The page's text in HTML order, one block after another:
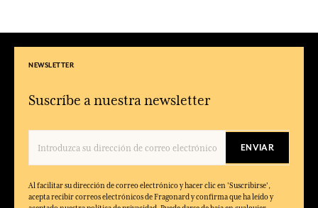
NEWSLETTER
Suscríbe a nuestra newsletter
ENVIAR
Al facilitar su dirección de correo electrónico y hacer clic en 'Suscribirse',
acepta recibir correos electrónicos de Fragonard y confirma que ha leído y